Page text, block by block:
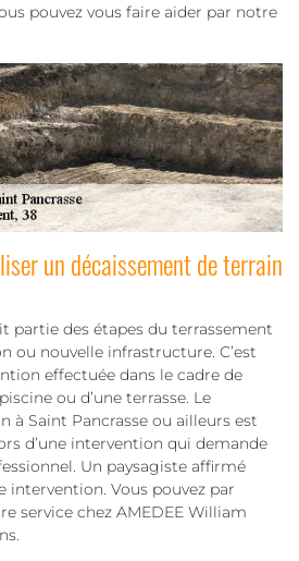
pouvez vous faire aider par notre
un décaissement de terrain
partie des étapes du terrassement
ou nouvelle infrastructure. C’est
effectuée dans le cadre de
ou d’une terrasse. Le
à Saint Pancrasse ou ailleurs est
d’une intervention qui demande
Un paysagiste affirmé
intervention. Vous pouvez par
service chez AMEDEE William